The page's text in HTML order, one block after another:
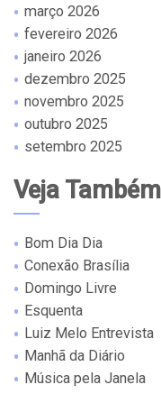
março 2026
fevereiro 2026
janeiro 2026
dezembro 2025
novembro 2025
outubro 2025
setembro 2025
Veja Também
Bom Dia Dia
Conexão Brasília
Domingo Livre
Esquenta
Luiz Melo Entrevista
Manhã da Diário
Música pela Janela